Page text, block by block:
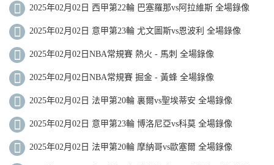
2025年02月02日 西甲第22輪 巴塞羅那vs阿拉維斯 全場錄像
2025年02月02日 意甲第23輪 尤文圖斯vs恩波利 全場錄像
2025年02月02日NBA常規賽 熱火 - 馬刺 全場錄像
2025年02月02日NBA常規賽 掘金 - 黃蜂 全場錄像
2025年02月02日 法甲第20輪 裏爾vs聖埃蒂安 全場錄像
2025年02月02日 意甲第23輪 博洛尼亞vs科莫 全場錄像
2025年02月02日 法甲第20輪 摩納哥vs歐塞爾 全場錄像